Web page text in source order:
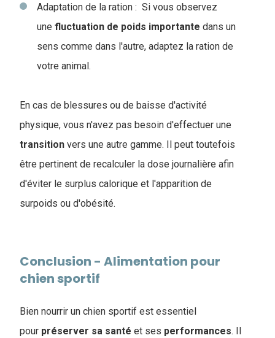
Adaptation de la ration : Si vous observez
une fluctuation de poids importante dans un
sens comme dans l'autre, adaptez la ration de
votre animal.
En cas de blessures ou de baisse d'activité
physique, vous n'avez pas besoin d'effectuer une
transition vers une autre gamme. Il peut toutefois
être pertinent de recalculer la dose journalière afin
d'éviter le surplus calorique et l'apparition de
surpoids ou d'obésité.
Conclusion - Alimentation pour
chien sportif
Bien nourrir un chien sportif est essentiel
pour préserver sa santé et ses performances. Il